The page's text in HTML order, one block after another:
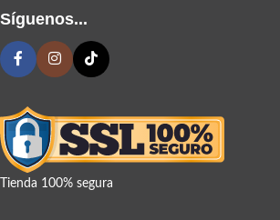
Síguenos...
Tienda 100% segura